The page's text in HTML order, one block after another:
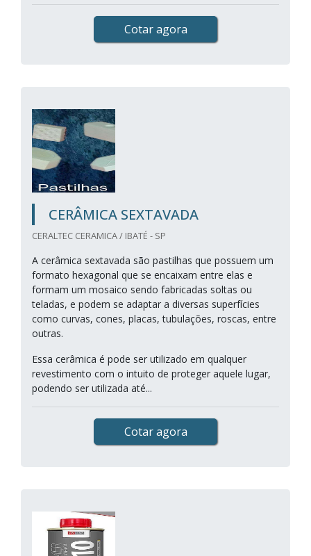
Cotar agora
CERÂMICA SEXTAVADA
CERALTEC CERAMICA / IBATÉ - SP
A cerâmica sextavada são pastilhas que possuem um
formato hexagonal que se encaixam entre elas e
formam um mosaico sendo fabricadas soltas ou
teladas, e podem se adaptar a diversas superfícies
como curvas, cones, placas, tubulações, roscas, entre
outras.
Essa cerâmica é pode ser utilizado em qualquer
revestimento com o intuito de proteger aquele lugar,
podendo ser utilizada até...
Cotar agora